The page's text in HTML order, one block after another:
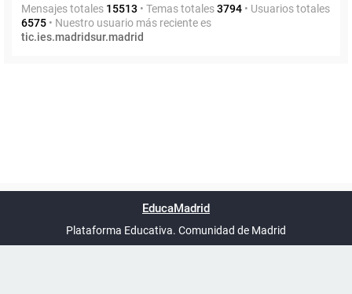
Mensajes totales 15513 • Temas totales3794 • Usuarios totales
6575 • Nuestro usuario más reciente es
tic.ies.madridsur.madrid
UTC+02:00
phpBB España
EducaMadrid
Plataforma Educativa. Comunidad de Madrid